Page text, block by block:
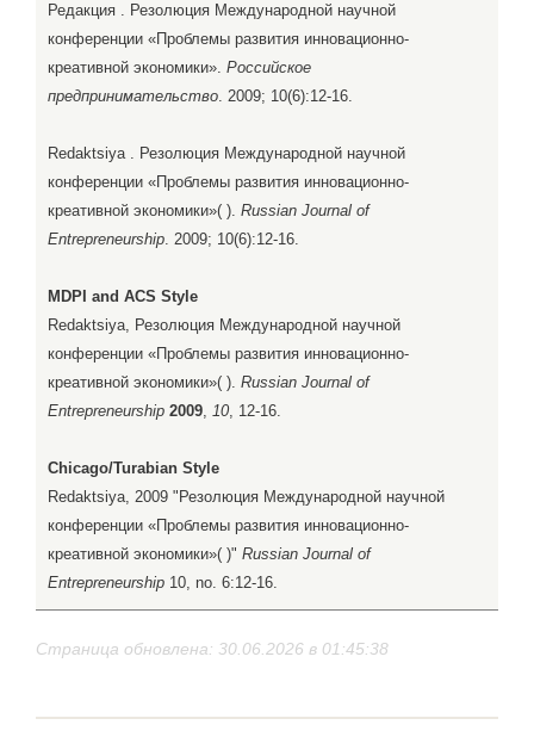
Редакция . Резолюция Международной научной
конференции «Проблемы развития инновационно-
креативной экономики». Российское
предпринимательство. 2009; 10(6):12-16.
Redaktsiya . Резолюция Международной научной
конференции «Проблемы развития инновационно-
креативной экономики»( ). Russian Journal of
Entrepreneurship. 2009; 10(6):12-16.
MDPI and ACS Style
Redaktsiya, Резолюция Международной научной
конференции «Проблемы развития инновационно-
креативной экономики»( ). Russian Journal of
Entrepreneurship 2009, 10, 12-16.
Chicago/Turabian Style
Redaktsiya, 2009 "Резолюция Международной научной
конференции «Проблемы развития инновационно-
креативной экономики»( )" Russian Journal of
Entrepreneurship 10, no. 6:12-16.
Страница обновлена: 30.06.2026 в 01:45:38